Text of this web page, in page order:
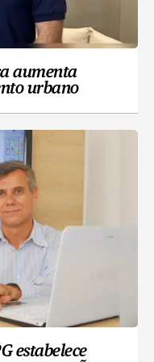
aumenta
urbano
estabelece